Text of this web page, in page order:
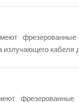
кабеля